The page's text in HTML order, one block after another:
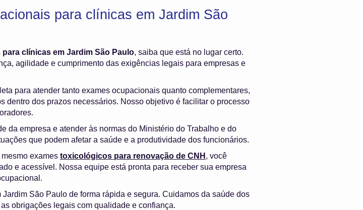
para clínicas em Jardim São
clínicas em Jardim São Paulo, saiba que está no lugar certo.
agilidade e cumprimento das exigências legais para empresas e
para atender tanto exames ocupacionais quanto complementares,
dentro dos prazos necessários. Nosso objetivo é facilitar o processo
da empresa e atender às normas do Ministério do Trabalho e do
que podem afetar a saúde e a produtividade dos funcionários.
exames toxicológicos para renovação de CNH , você
e acessível. Nossa equipe está pronta para receber sua empresa
São Paulo de forma rápida e segura. Cuidamos da saúde dos
obrigações legais com qualidade e confiança.